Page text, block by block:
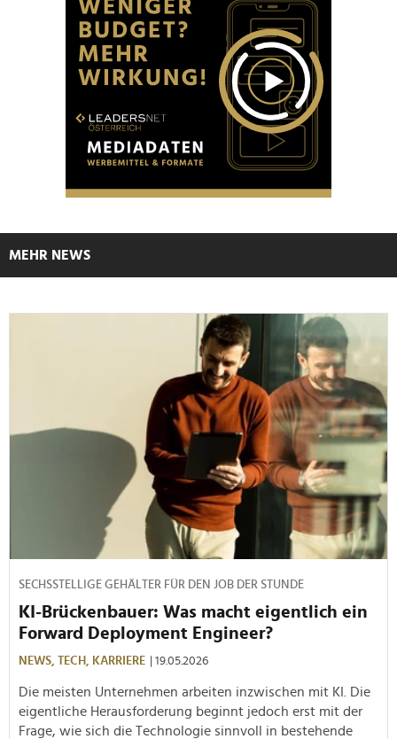
MEHR NEWS
SECHSSTELLIGE GEHÄLTER FÜR DEN JOB DER STUNDE
KI-Brückenbauer: Was macht eigentlich ein
Forward Deployment Engineer?
NEWS, TECH, KARRIERE | 19.05.2026
Die meisten Unternehmen arbeiten inzwischen mit KI. Die
eigentliche Herausforderung beginnt jedoch erst mit der
Frage, wie sich die Technologie sinnvoll in bestehende